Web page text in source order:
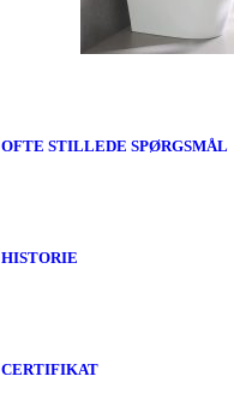
OFTE STILLEDE SPØRGSMÅL
HISTORIE
CERTIFIKAT